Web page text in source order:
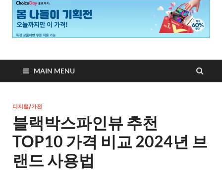
MAIN MENU
디지털/가전
블랙박스파인뷰 추천
TOP10 가격 비교 2024년 브
랜드 사용법